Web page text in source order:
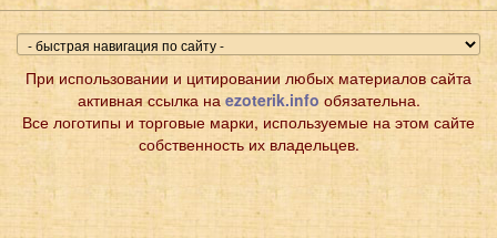
При использовании и цитировании любых материалов сайта
активная ссылка на ezoterik.info обязательна.
Все логотипы и торговые марки, используемые на этом сайте
собственность их владельцев.